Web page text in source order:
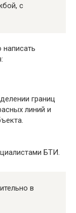
с
границ
линий и
БТИ.
в